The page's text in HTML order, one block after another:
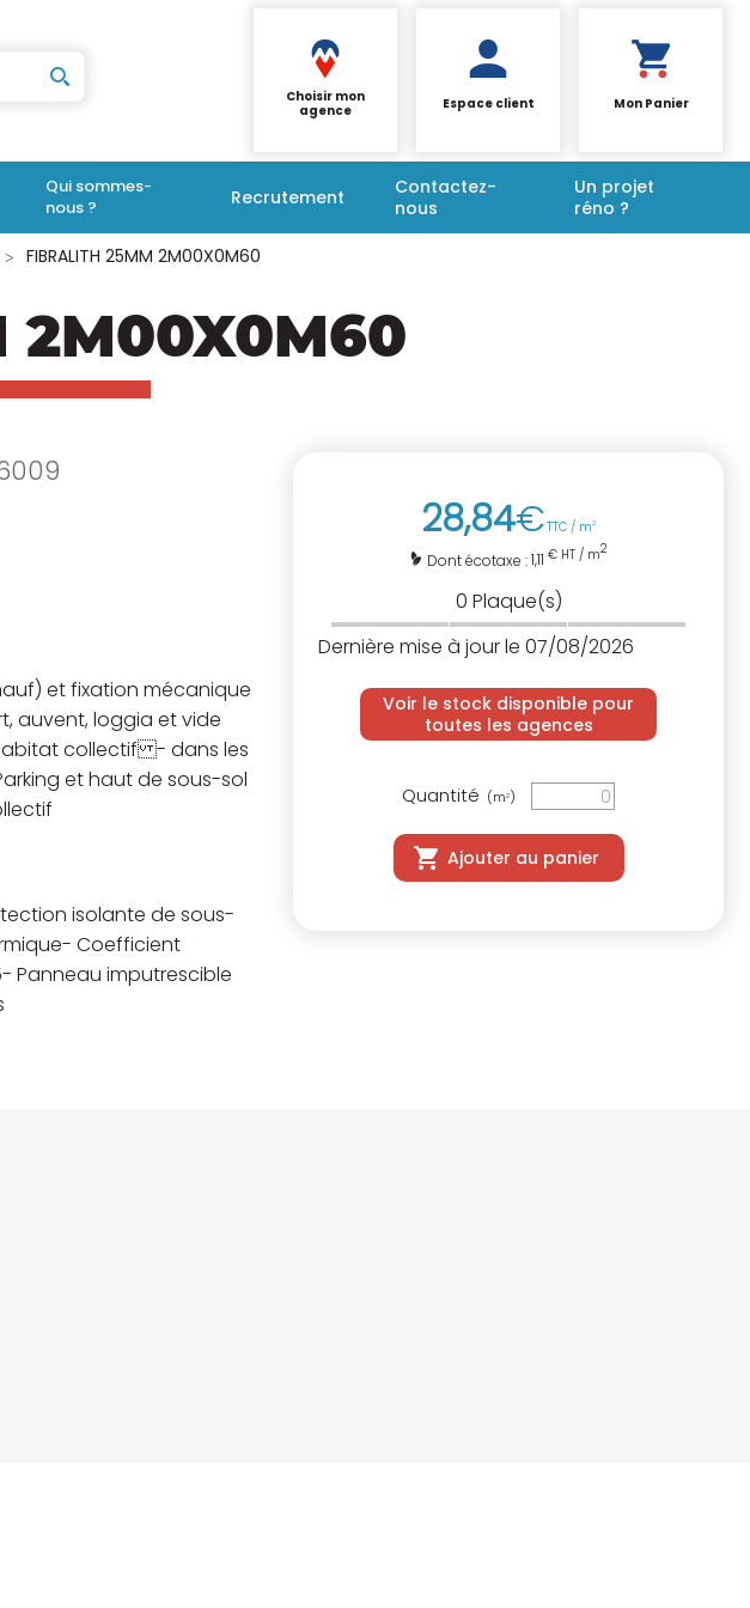
Choisir mon
agence
Espace client Mon Panier
Qui sommes-
nous ?
Recrutement
Contactez-
nous
Un projet
réno ?
FIBRALITH 25MM 2M00X0M60
2M00X0M60
et fixation mécanique
auvent, loggia et vide
collectif - dans les
et haut de sous-sol
isolante de sous-
Coefficient
Panneau imputrescible
28,84€TTC / m2
Dont écotaxe :1,11 € HT / m2
0 Plaque(s)
Dernière mise à jour le 07/08/2026
Voir le stock disponible pour
toutes les agences
Quantité (m2)
Ajouter au panier